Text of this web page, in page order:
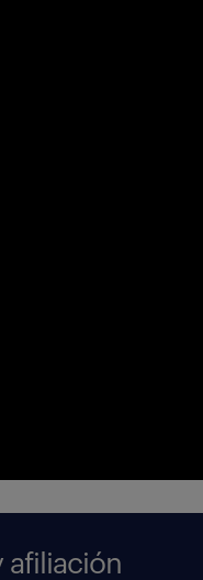
afiliación